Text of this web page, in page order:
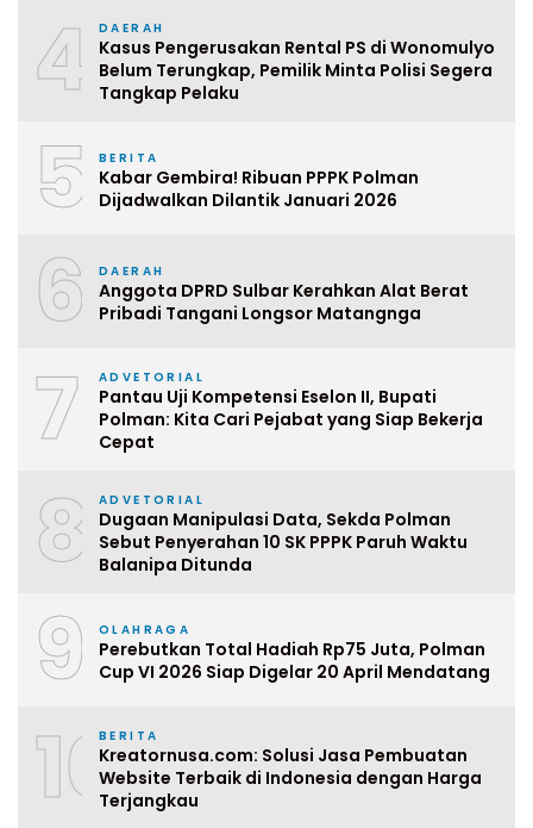
4 DAERAH
Kasus Pengerusakan Rental PS di Wonomulyo
Belum Terungkap, Pemilik Minta Polisi Segera
Tangkap Pelaku
5 BERITA
Kabar Gembira! Ribuan PPPK Polman
Dijadwalkan Dilantik Januari 2026
6 DAERAH
Anggota DPRD Sulbar Kerahkan Alat Berat
Pribadi Tangani Longsor Matangnga
7 ADVETORIAL
Pantau Uji Kompetensi Eselon II, Bupati
Polman: Kita Cari Pejabat yang Siap Bekerja
Cepat
8 ADVETORIAL
Dugaan Manipulasi Data, Sekda Polman
Sebut Penyerahan 10 SK PPPK Paruh Waktu
Balanipa Ditunda
9 OLAHRAGA
Perebutkan Total Hadiah Rp75 Juta, Polman
Cup VI 2026 Siap Digelar 20 April Mendatang
10BERITA
Kreatornusa.com: Solusi Jasa Pembuatan
Website Terbaik di Indonesia dengan Harga
Terjangkau